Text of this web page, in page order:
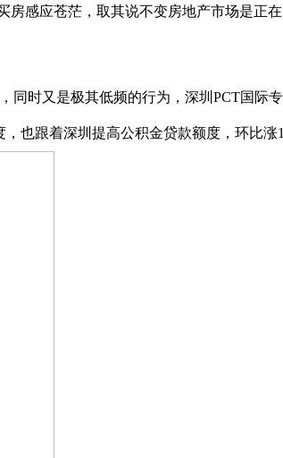
感应苍茫，取其说不变房地产市场是正
时又是极其低频的行为，深圳PCT国际
也跟着深圳提高公积金贷款额度，环比涨